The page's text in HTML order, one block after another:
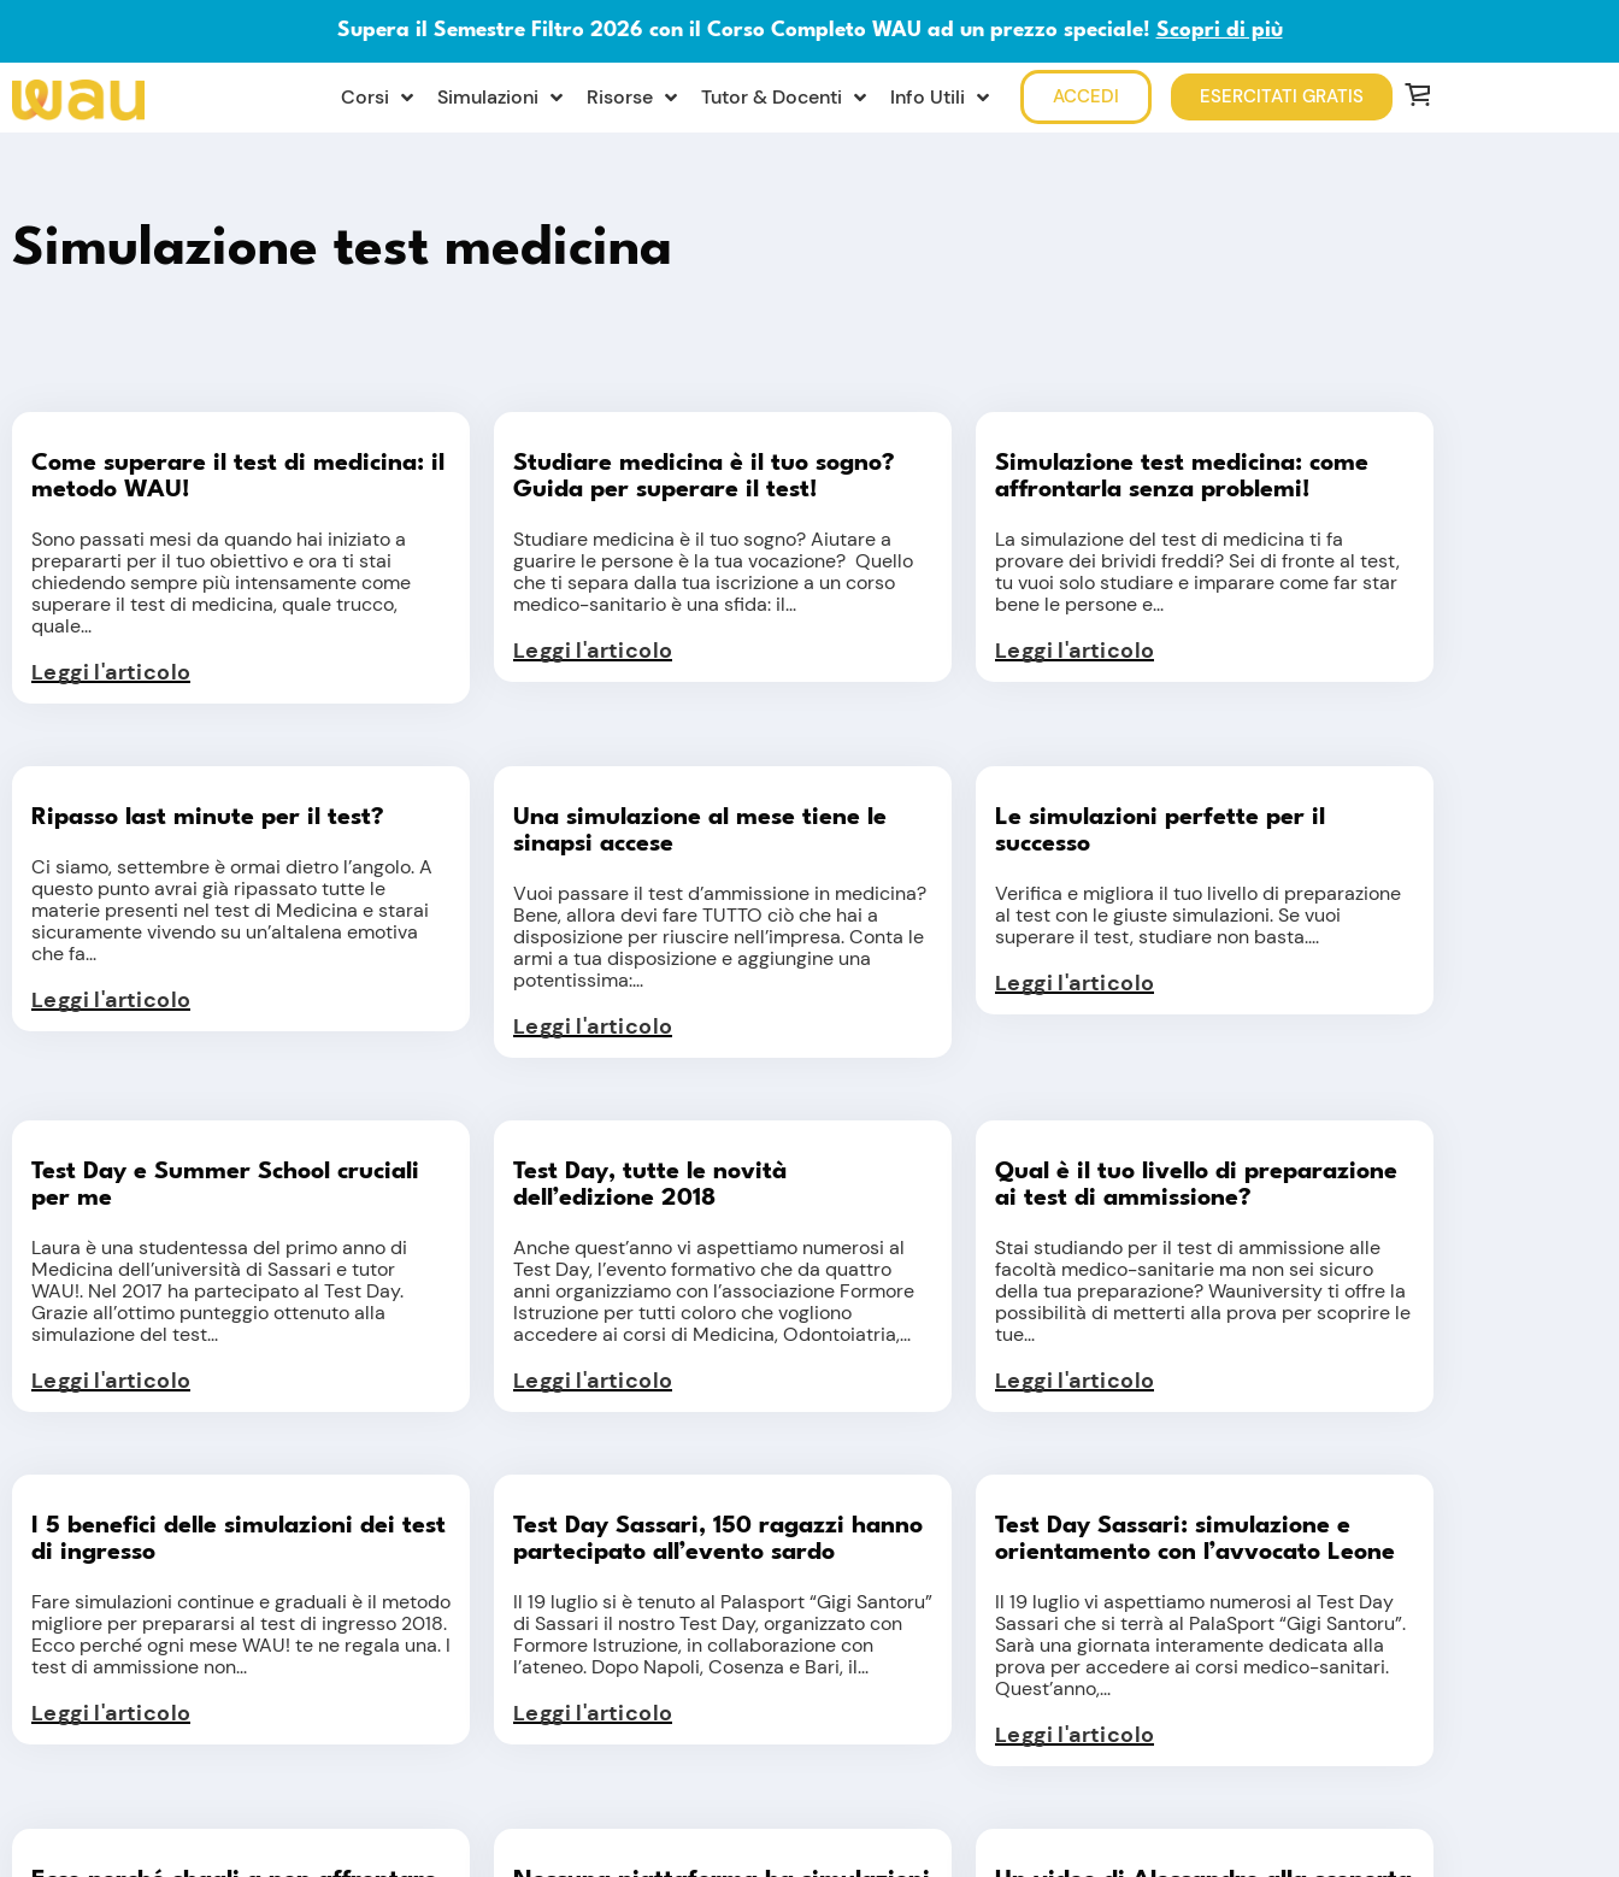
Supera il Semestre Filtro 2026 con il Corso Completo WAU ad un prezzo speciale! Scopri di più
× Corsi Simulazioni Risorse Tutor & Docenti Info Utili ACCEDI ESERCITATI GRATIS
Simulazione test medicina
Come superare il test di medicina: il
metodo WAU!
Sono passati mesi da quando hai iniziato a
prepararti per il tuo obiettivo e ora ti stai
chiedendo sempre più intensamente come
superare il test di medicina, quale trucco,
quale...
Leggi l'articolo
Studiare medicina è il tuo sogno?
Guida per superare il test!
Studiare medicina è il tuo sogno? Aiutare a
guarire le persone è la tua vocazione? Quello
che ti separa dalla tua iscrizione a un corso
medico-sanitario è una sfida: il...
Leggi l'articolo
Simulazione test medicina: come
affrontarla senza problemi!
La simulazione del test di medicina ti fa
provare dei brividi freddi? Sei di fronte al test,
tu vuoi solo studiare e imparare come far star
bene le persone e...
Leggi l'articolo
Ripasso last minute per il test?
Ci siamo, settembre è ormai dietro l’angolo. A
questo punto avrai già ripassato tutte le
materie presenti nel test di Medicina e starai
sicuramente vivendo su un’altalena emotiva
che fa...
Leggi l'articolo
Una simulazione al mese tiene le
sinapsi accese
Vuoi passare il test d’ammissione in medicina?
Bene, allora devi fare TUTTO ciò che hai a
disposizione per riuscire nell’impresa. Conta le
armi a tua disposizione e aggiungine una
potentissima:...
Leggi l'articolo
Le simulazioni perfette per il
successo
Verifica e migliora il tuo livello di preparazione
al test con le giuste simulazioni. Se vuoi
superare il test, studiare non basta....
Leggi l'articolo
Test Day e Summer School cruciali
per me
Laura è una studentessa del primo anno di
Medicina dell’università di Sassari e tutor
WAU!. Nel 2017 ha partecipato al Test Day.
Grazie all’ottimo punteggio ottenuto alla
simulazione del test...
Leggi l'articolo
Test Day, tutte le novità
dell’edizione 2018
Anche quest’anno vi aspettiamo numerosi al
Test Day, l’evento formativo che da quattro
anni organizziamo con l’associazione Formore
Istruzione per tutti coloro che vogliono
accedere ai corsi di Medicina, Odontoiatria,...
Leggi l'articolo
Qual è il tuo livello di preparazione
ai test di ammissione?
Stai studiando per il test di ammissione alle
facoltà medico-sanitarie ma non sei sicuro
della tua preparazione? Wauniversity ti offre la
possibilità di metterti alla prova per scoprire le
tue...
Leggi l'articolo
I 5 benefici delle simulazioni dei test
di ingresso
Fare simulazioni continue e graduali è il metodo
migliore per prepararsi al test di ingresso 2018.
Ecco perché ogni mese WAU! te ne regala una. I
test di ammissione non...
Leggi l'articolo
Test Day Sassari, 150 ragazzi hanno
partecipato all’evento sardo
Il 19 luglio si è tenuto al Palasport “Gigi Santoru”
di Sassari il nostro Test Day, organizzato con
Formore Istruzione, in collaborazione con
l’ateneo. Dopo Napoli, Cosenza e Bari, il...
Leggi l'articolo
Test Day Sassari: simulazione e
orientamento con l’avvocato Leone
Il 19 luglio vi aspettiamo numerosi al Test Day
Sassari che si terrà al PalaSport “Gigi Santoru”.
Sarà una giornata interamente dedicata alla
prova per accedere ai corsi medico-sanitari.
Quest’anno,...
Leggi l'articolo